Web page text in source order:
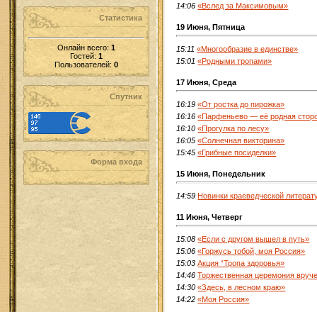
Статистика
Онлайн всего:1
Гостей:1
Пользователей:0
Спутник
Форма входа
14:06 «Вслед за Максимовым»
19 Июня, Пятница
15:11 «Многообразие в единстве»
15:01 «Родными тропами»
17 Июня, Среда
16:19 «От ростка до пирожка»
16:16 «Парфеньево — её родная
16:10 «Прогулка по лесу»
16:05 «Солнечная викторина»
15:45 «Грибные посиделки»
15 Июня, Понедельник
14:59 Новинки краеведческой
11 Июня, Четверг
15:08 «Если с другом вышел в путь»
15:06 «Горжусь тобой, моя Россия»
15:03 Акция “Тропа здоровья»
14:46 Торжественная церемония
14:30 «Здесь, в лесном краю»
14:22 «Моя Россия»